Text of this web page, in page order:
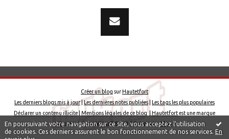
En poursuivant votre navigation sur ce site, vous acceptez l'utilisation
de cookies. Ces derniers assurent le bon fonctionnement de nos services. En
Créer un blog surHautetfort
Les derniers blogs mis à jour|Les dernières notes publiées Les tags les plus populaires
Déclarer un contenu illicite Mentions légales de ce blog|Hautetfortest une marque
déposée de la société talkSpirit | Créez votreblog !